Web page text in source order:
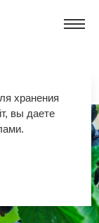
хранения
вы даете